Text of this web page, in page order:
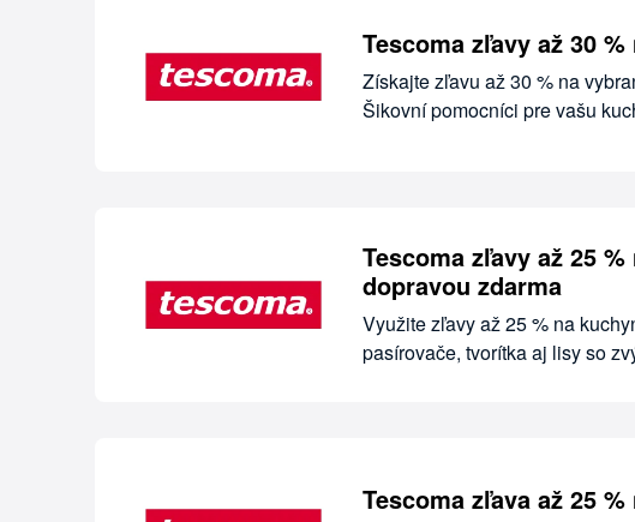
Tescoma zľavy až 30
Získajte zľavu až 30 % na
Šikovní pomocníci pre vašu
Tescoma zľavy až 25
dopravou zdarma
Využite zľavy až 25 % na
pasírovače, tvorítka aj lisy so
Tescoma zľava až 25